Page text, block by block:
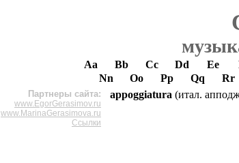
Aa Bb Cc Dd Ee
Nn
Oo Pp Qq Rr
Партнеры сайта:
www.EgorGerasimov.ru
www.MarinaGerasimova.ru
Ссылки
appoggiatura (итал.